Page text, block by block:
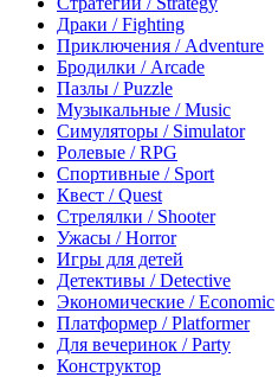
Драки / Fighting
Приключения / Adventure
Бродилки / Arcade
Пазлы / Puzzle
Музыкальные / Music
Симуляторы / Simulator
Ролевые / RPG
Спортивные / Sport
Квест / Quest
Стрелялки / Shooter
Ужасы / Horror
Игры для детей
Детективы / Detective
Экономические / Economic
Платформер / Platformer
Для вечеринок / Party
Конструктор